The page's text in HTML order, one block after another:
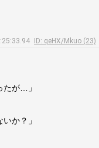
ID: qeHX/Mkuo (23)
たが…」
か？」